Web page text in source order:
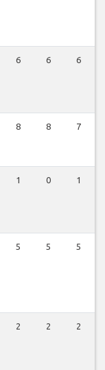
6 6 6
8 8 7
1 0 1
5 5 5
2 2 2